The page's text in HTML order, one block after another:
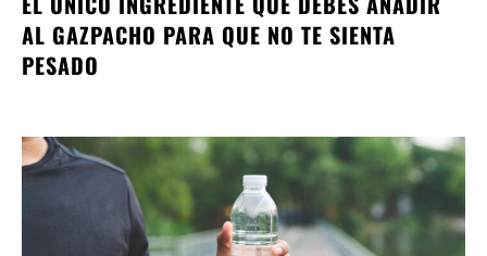
AL GAZPACHO PARA QUE NO TE SIENTA
PESADO